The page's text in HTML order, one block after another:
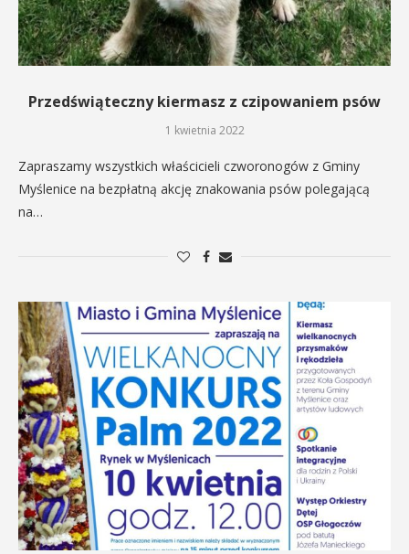
Przedświąteczny kiermasz z czipowaniem psów
1 kwietnia 2022
Zapraszamy wszystkich właścicieli czworonogów z Gminy
Myślenice na bezpłatną akcję znakowania psów polegającą
na…